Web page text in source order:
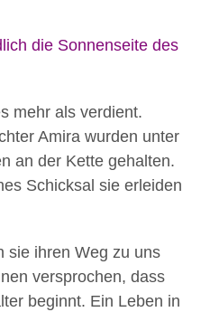
die Sonnenseite des
mehr als verdient.
Amira wurden unter
an der Kette gehalten.
Schicksal sie erleiden
sie ihren Weg zu uns
versprochen, dass
beginnt. Ein Leben in